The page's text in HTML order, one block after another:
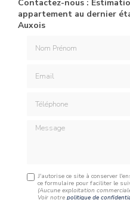
Contactez-nous :
appartement au dernier
Auxois
Message
J'autorise ce site à conserver
ce formulaire pour faciliter le
(Aucune exploitation
Voir notrepolitique de